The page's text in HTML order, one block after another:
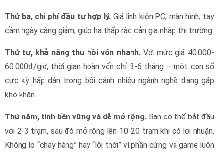
Thứ ba, chi phí đầu tư hợp lý. Giá linh kiện PC, màn hình, tay
cầm ngày càng giảm, giúp hạ thấp rào cản gia nhập thị trường.
Thứ tư, khả năng thu hồi vốn nhanh.Với mức giá 40.000-
60.000đ/giờ, thời gian hoàn vốn chỉ 3-6 tháng – một con số
cực kỳ hấp dẫn trong bối cảnh nhiều ngành nghề đang gặp
khó khăn.
Thứ năm, tính bền vững và dễ mở rộng. Bạn có thể bắt đầu
với 2-3 trạm, sau đó mở rộng lên 10-20 trạm khi có lợi nhuận.
Không lo “cháy hàng” hay “lỗi thời” vì phần cứng và game luôn